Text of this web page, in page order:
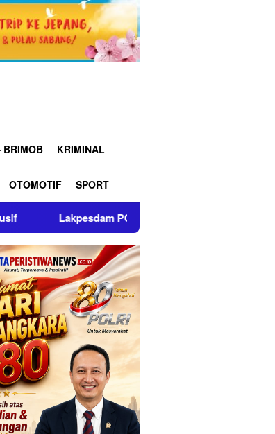
BRIMOB KRIMINAL
OTOMOTIF SPORT
PCNU Indramayu Gandeng Mahasiswa Beri